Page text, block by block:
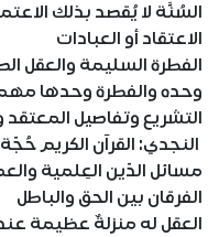
السُنَّة لا يُقصد بذلك
الاعتقاد أو العبادات
الفطرة السليمة والعقل
وحده والفطرة وحدها
التشريع وتفاصيل المعتقد
النجدي: القرآن الكريم
مسائل الدّين العِلمية
الفرقان بين الحق والباطل
العقل له منزلةٌ عظيمة